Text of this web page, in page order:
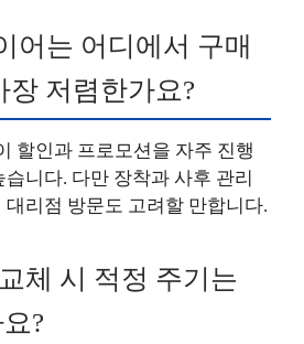
어는 어디에서 구매
장 저렴한가요?
할인과 프로모션을 자주 진행
니다. 다만 장착과 사후 관리
리점 방문도 고려할 만합니다.
체 시 적정 주기는
?